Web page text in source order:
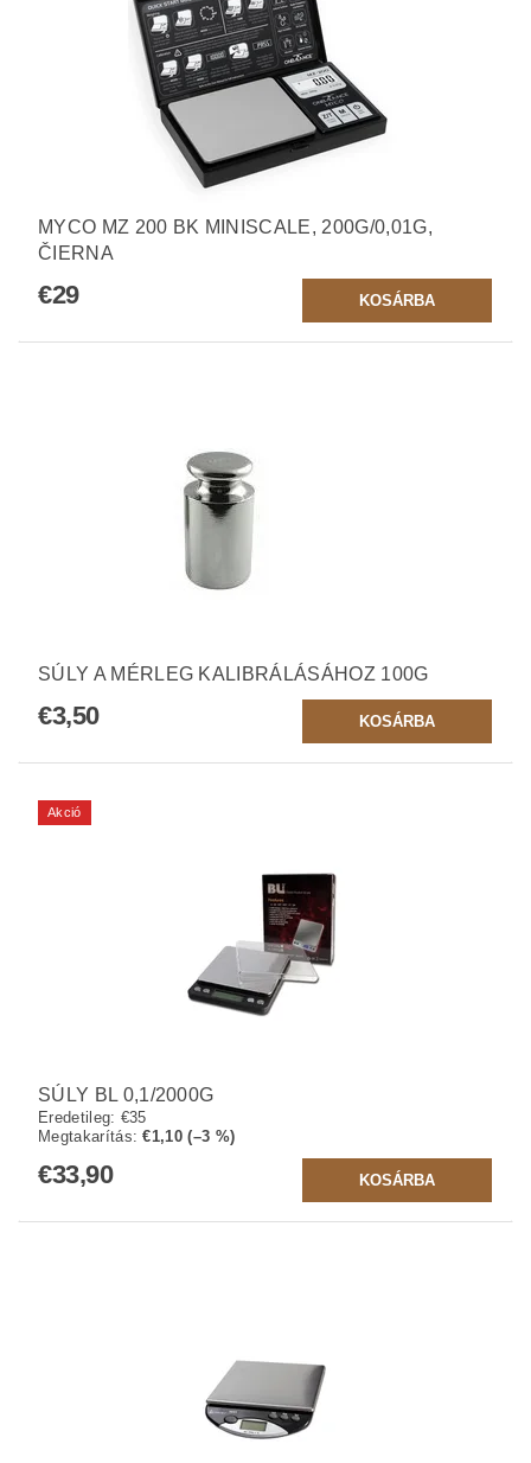
MYCO MZ 200 BK MINISCALE, 200G/0,01G,
ČIERNA
€29
SÚLY A MÉRLEG KALIBRÁLÁSÁHOZ 100G
€3,50
Akció
SÚLY BL 0,1/2000G
Eredetileg: €35
Megtakarítás:€1,10 (–3 %)
€33,90